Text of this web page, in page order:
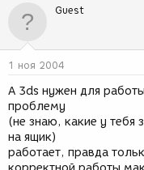
Guest
1 ноя 2004
А 3ds нужен для
проблему
(не знаю, какие у тебя
на ящик)
работает, правда